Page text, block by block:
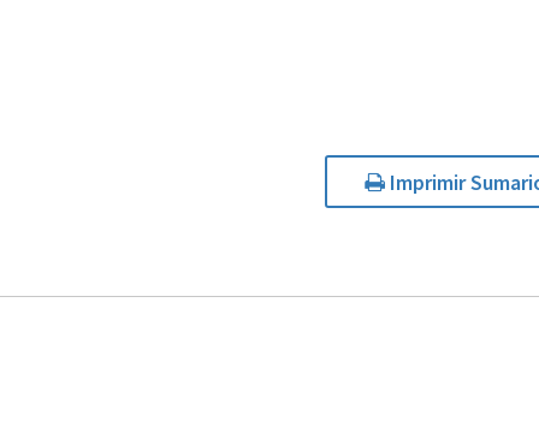
Imprimir